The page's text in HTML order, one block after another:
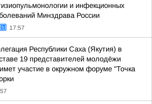
и инфекционных
Минздрава России
17:57
Республики Саха (Якутия) в
19 представителей молодёжи
участие в окружном форуме "Точка